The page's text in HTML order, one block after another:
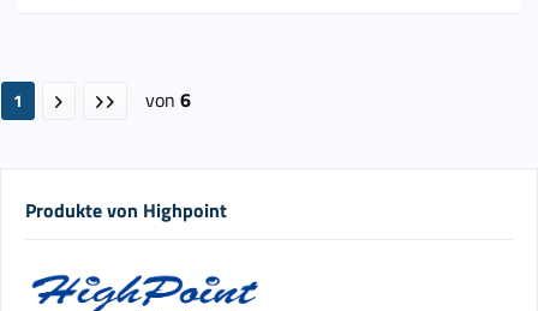
1 von 6
Produkte von Highpoint